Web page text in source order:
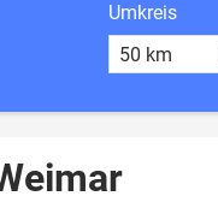
Umkreis
50 km